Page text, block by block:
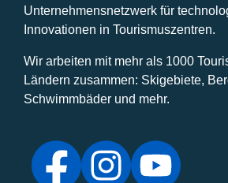
Unternehmensnetzwerk für
Innovationen in Tourismuszentren.
Wir arbeiten mit mehr als 1000
Ländern zusammen: Skigebiete,
Schwimmbäder und mehr.